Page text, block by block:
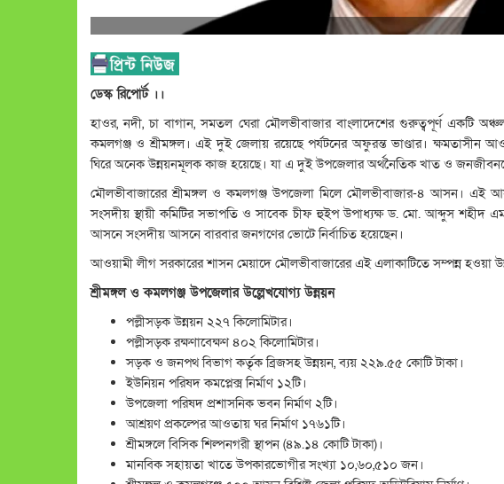
ডেস্ক রিপোর্ট ।।
হাওর, নদী, চা বাগান, সমতল ঘেরা মৌলভীবাজার বাংলাদেশের গুরুত্বপূর্ণ একটি
কমলগঞ্জ ও শ্রীমঙ্গল। এই দুই জেলায় রয়েছে পর্যটনের অফুরন্ত ভাণ্ডার। ক্ষমতাসীন
ঘিরে অনেক উন্নয়নমূলক কাজ হয়েছে। যা এ দুই উপজেলার অর্থনৈতিক খাত ও
মৌলভীবাজারের শ্রীমঙ্গল ও কমলগঞ্জ উপজেলা মিলে মৌলভীবাজার-৪ আসন। এই
সংসদীয় স্থায়ী কমিটির সভাপতি ও সাবেক চীফ হুইপ উপাধ্যক্ষ ড. মো. আব্দুস শহীদ
আসনে সংসদীয় আসনে বারবার জনগণের ভোটে নির্বাচিত হয়েছেন।
আওয়ামী লীগ সরকারের শাসন মেয়াদে মৌলভীবাজারের এই এলাকাটিতে সম্পন্ন হওয়া
শ্রীমঙ্গল ও কমলগঞ্জ উপজেলার উল্লেখযোগ্য উন্নয়ন
পল্লীসড়ক উন্নয়ন ২২৭ কিলোমিটার।
পল্লীসড়ক রক্ষণাবেক্ষণ ৪০২ কিলোমিটার।
সড়ক ও জনপথ বিভাগ কর্তৃক ব্রিজসহ উন্নয়ন, ব্যয় ২২৯.৫৫ কোটি টাকা।
ইউনিয়ন পরিষদ কমপ্লেক্স নির্মাণ ১২টি।
উপজেলা পরিষদ প্রশাসনিক ভবন নির্মাণ ২টি।
আশ্রয়ণ প্রকল্পের আওতায় ঘর নির্মাণ ১৭৬১টি।
শ্রীমঙ্গলে বিসিক শিল্পনগরী স্থাপন (৪৯.১৪ কোটি টাকা)।
মানবিক সহায়তা খাতে উপকারভোগীর সংখ্যা ১০,৬০,৫১০ জন।